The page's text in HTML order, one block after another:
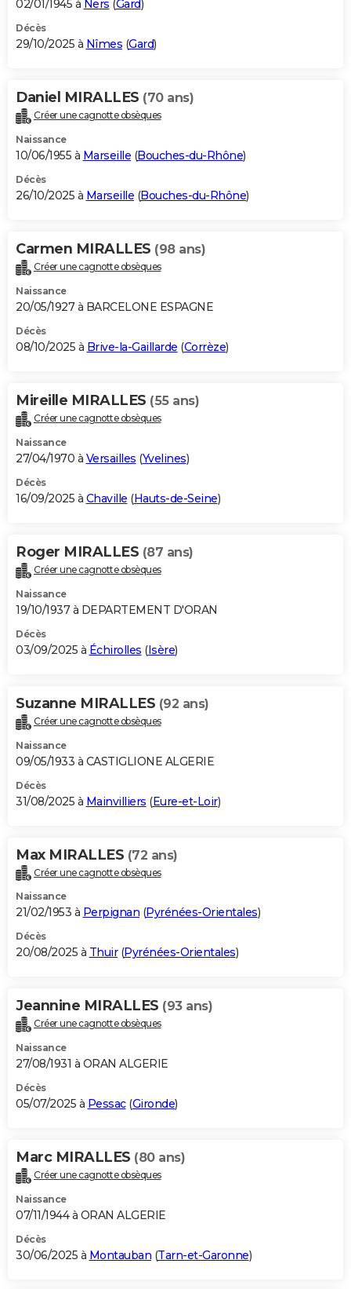
02/01/1945 à Ners (Gard)
Décès
29/10/2025 à Nîmes (Gard)
Daniel MIRALLES (70 ans)
Créer une cagnotte obsèques
Naissance
10/06/1955 à Marseille (Bouches-du-Rhône)
Décès
26/10/2025 à Marseille (Bouches-du-Rhône)
Carmen MIRALLES (98 ans)
Créer une cagnotte obsèques
Naissance
20/05/1927 à BARCELONE ESPAGNE
Décès
08/10/2025 à Brive-la-Gaillarde (Corrèze)
Mireille MIRALLES (55 ans)
Créer une cagnotte obsèques
Naissance
27/04/1970 à Versailles (Yvelines)
Décès
16/09/2025 à Chaville (Hauts-de-Seine)
Roger MIRALLES (87 ans)
Créer une cagnotte obsèques
Naissance
19/10/1937 à DEPARTEMENT D'ORAN
Décès
03/09/2025 à Échirolles (Isère)
Suzanne MIRALLES (92 ans)
Créer une cagnotte obsèques
Naissance
09/05/1933 à CASTIGLIONE ALGERIE
Décès
31/08/2025 à Mainvilliers (Eure-et-Loir)
Max MIRALLES (72 ans)
Créer une cagnotte obsèques
Naissance
21/02/1953 à Perpignan (Pyrénées-Orientales)
Décès
20/08/2025 à Thuir(Pyrénées-Orientales)
Jeannine MIRALLES (93 ans)
Créer une cagnotte obsèques
Naissance
27/08/1931 à ORAN ALGERIE
Décès
05/07/2025 à Pessac(Gironde)
Marc MIRALLES (80 ans)
Créer une cagnotte obsèques
Naissance
07/11/1944 à ORAN ALGERIE
Décès
30/06/2025 à Montauban (Tarn-et-Garonne)